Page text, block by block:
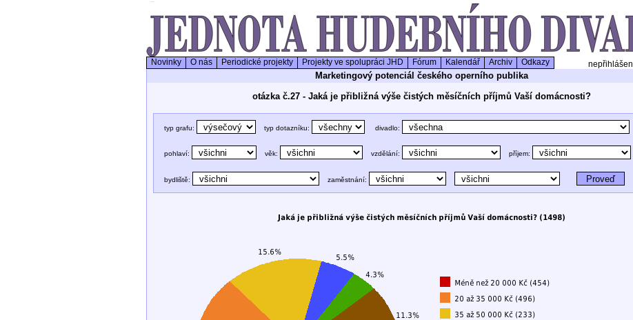
Novinky O nás Periodické projekty Projekty ve spolupráci JHD Fórum Kalendář Archiv Odkazy nepřihlášen
Marketingový potenciál českého operního publika
otázka č.27 - Jaká je přibližná výše čistých měsíčních příjmů Vaší domácnosti?
typ grafu: typ dotazníku: divadlo:
pohlaví: věk: vzdělání: příjem:
bydliště: zaměstnání: